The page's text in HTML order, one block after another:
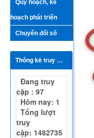
Quy hoạch, kế
hoạch phát triển
Chuyển đổi số
Thống kê truy cập
Đang truy
cập : 97
Hôm nay: 1
Tổng lượt
truy
cập: 1482735